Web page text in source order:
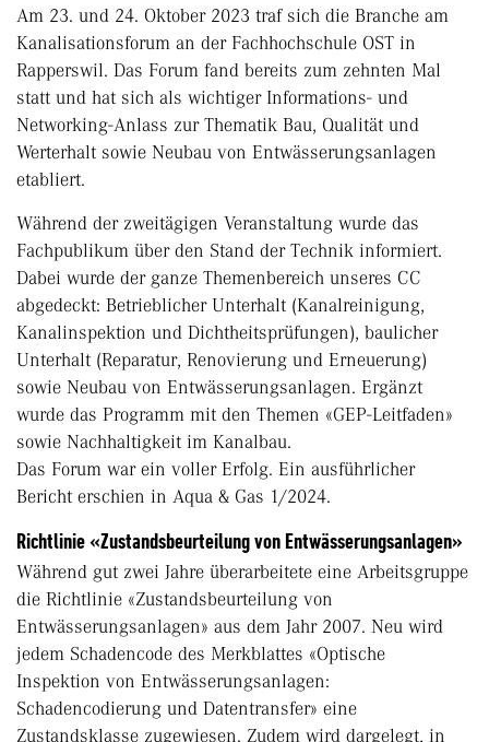
Am 23. und 24. Oktober 2023 traf sich die Branche am
Kanalisationsforum an der Fachhochschule OST in
Rapperswil. Das Forum fand bereits zum zehnten Mal
statt und hat sich als wichtiger Informations- und
Networking-Anlass zur Thematik Bau, Qualität und
Werterhalt sowie Neubau von Entwässerungsanlagen
etabliert.
Während der zweitägigen Veranstaltung wurde das
Fachpublikum über den Stand der Technik informiert.
Dabei wurde der ganze Themenbereich unseres CC
abgedeckt: Betrieblicher Unterhalt (Kanalreinigung,
Kanalinspektion und Dichtheitsprüfungen), baulicher
Unterhalt (Reparatur, Renovierung und Erneuerung)
sowie Neubau von Entwässerungsanlagen. Ergänzt
wurde das Programm mit den Themen «GEP-Leitfaden»
sowie Nachhaltigkeit im Kanalbau.
Das Forum war ein voller Erfolg. Ein ausführlicher
Bericht erschien in Aqua & Gas 1/2024.
Richtlinie «Zustandsbeurteilung von Entwässerungsanlagen»
Während gut zwei Jahre überarbeitete eine Arbeitsgruppe
die Richtlinie «Zustandsbeurteilung von
Entwässerungsanlagen» aus dem Jahr 2007. Neu wird
jedem Schadencode des Merkblattes «Optische
Inspektion von Entwässerungsanlagen:
Schadencodierung und Datentransfer» eine
Zustandsklasse zugewiesen. Zudem wird dargelegt, in